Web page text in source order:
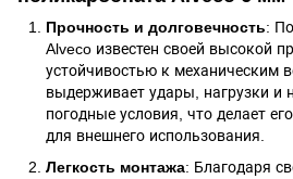
Прочность и долговечность:
Alveco известен своей высокой
устойчивостью к механическим
выдерживает удары, нагрузки и
погодные условия, что делает
для внешнего использования.
Легкость монтажа: Благодаря